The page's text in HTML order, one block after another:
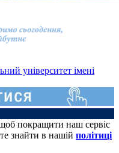
університет імені
покращити наш сервіс
знайти в нашій політиці